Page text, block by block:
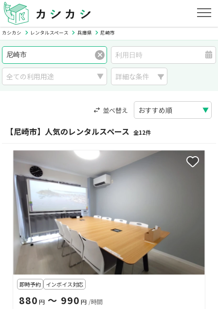
カシカシ レンタルスペース 兵庫県 尼崎市
詳細な条件
並べ替え
【尼崎市】人気のレンタルスペース 全12件
即時予約 インボイス対応
880 円 〜 990 円 /時間